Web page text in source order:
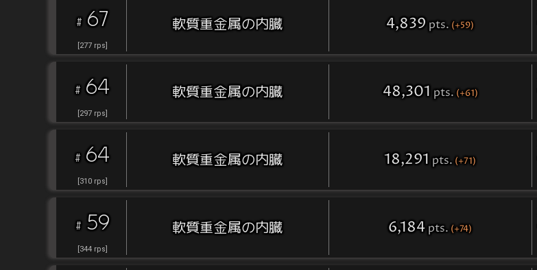
# 67
[277 rps]
軟質重金属の内臓 4,839 pts. (+59)
# 64
[297 rps]
軟質重金属の内臓 48,301 pts. (+61)
# 64
[310 rps]
軟質重金属の内臓 18,291 pts. (+71)
# 59
[344 rps]
軟質重金属の内臓 6,184 pts. (+74)